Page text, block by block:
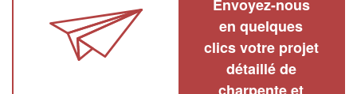
Envoyez-nous
en quelques
clics votre projet
détaillé de
charpente et